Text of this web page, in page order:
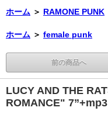
ホーム ＞ RAMONE PUNK
ホーム ＞ female punk
前の商品へ
LUCY AND THE
ROMANCE" 7”+mp3